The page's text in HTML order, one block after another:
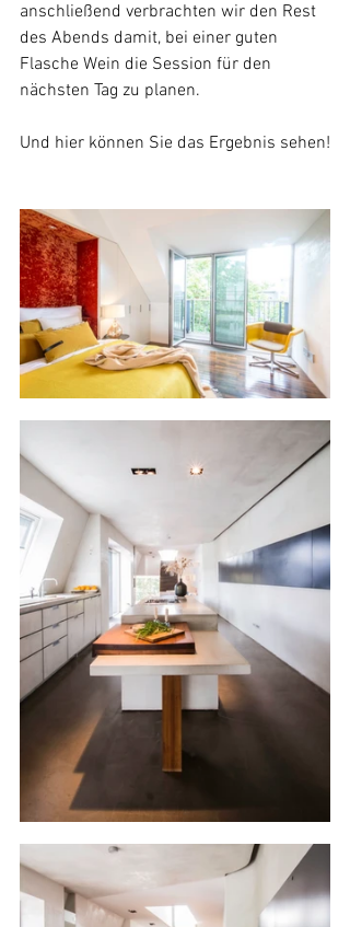
anschließend verbrachten wir den Rest
des Abends damit, bei einer guten
Flasche Wein die Session für den
nächsten Tag zu planen.
Und hier können Sie das Ergebnis sehen!